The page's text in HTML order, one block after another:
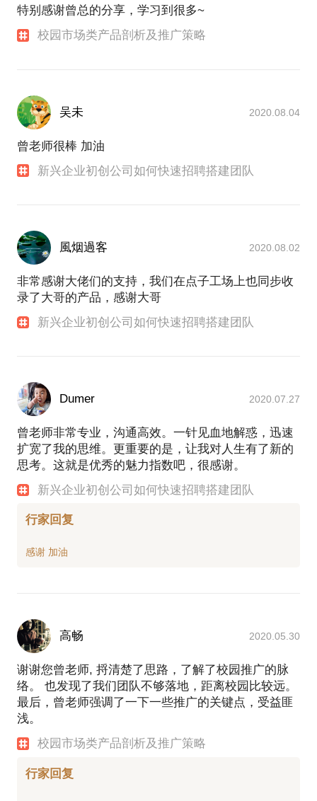
特别感谢曾总的分享，学习到很多~
校园市场类产品剖析及推广策略
吴未 2020.08.04
曾老师很棒 加油
新兴企业初创公司如何快速招聘搭建团队
風烟過客 2020.08.02
非常感谢大佬们的支持，我们在点子工场上也同步收
录了大哥的产品，感谢大哥
新兴企业初创公司如何快速招聘搭建团队
Dumer 2020.07.27
曾老师非常专业，沟通高效。一针见血地解惑，迅速
扩宽了我的思维。更重要的是，让我对人生有了新的
思考。这就是优秀的魅力指数吧，很感谢。
新兴企业初创公司如何快速招聘搭建团队
行家回复
高畅 2020.05.30
谢谢您曾老师, 捋清楚了思路，了解了校园推广的脉
络。 也发现了我们团队不够落地，距离校园比较远。
最后，曾老师强调了一下一些推广的关键点，受益匪
浅。
校园市场类产品剖析及推广策略
行家回复